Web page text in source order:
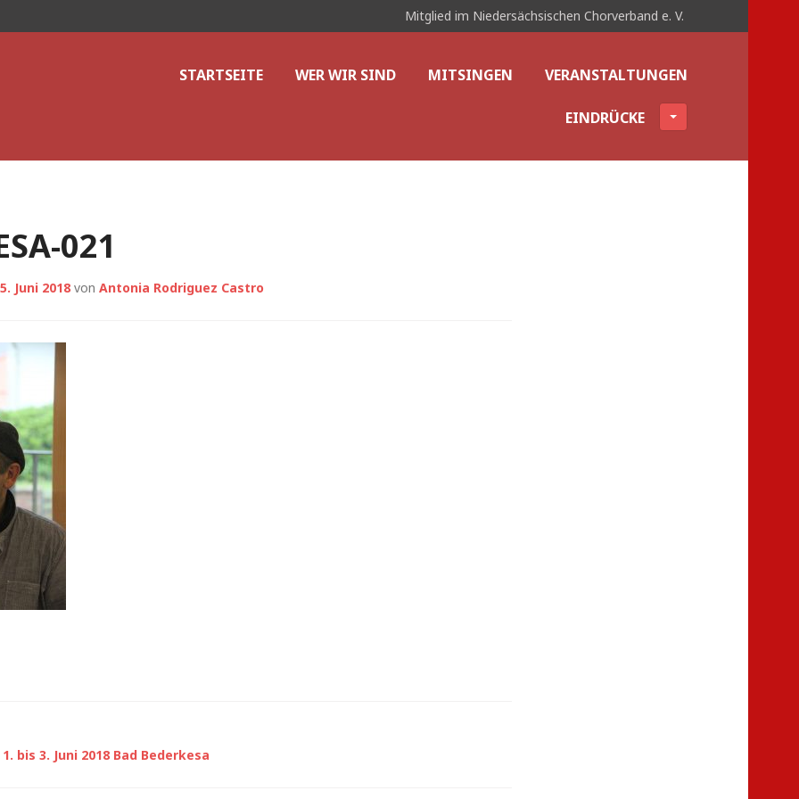
Mitglied im Niedersächsischen Chorverband e. V.
STARTSEITE WER WIR SIND MITSINGEN VERANSTALTUNGEN
EINDRÜCKE
021
Juni 2018 von Antonia Rodriguez Castro
bis 3. Juni 2018 Bad Bederkesa